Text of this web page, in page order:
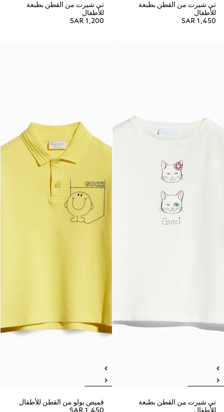
تي شيرت من القطن بطبعة
للأطفال
SAR 1,450
تي شيرت من القطن بطبعة
للأطفال
SAR 1,200
تي شيرت من القطن بطبعة
للأطفال
قميص بولو من القطن للأطفال
SAR 1,450